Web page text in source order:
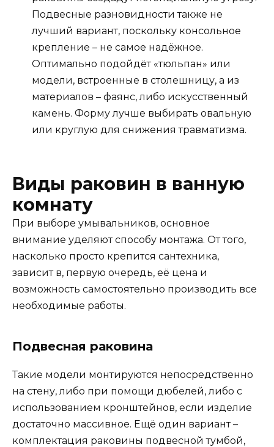
Подвесные разновидности также не
лучший вариант, поскольку консольное
крепление – не самое надёжное.
Оптимально подойдёт «тюльпан» или
модели, встроенные в столешницу, а из
материалов – фаянс, либо искусственный
камень. Форму лучше выбирать овальную
или круглую для снижения травматизма.
Виды раковин в ванную
комнату
При выборе умывальников, основное
внимание уделяют способу монтажа. От того,
насколько просто крепится сантехника,
зависит в, первую очередь, её цена и
возможность самостоятельно производить все
необходимые работы.
Подвесная раковина
Такие модели монтируются непосредственно
на стену, либо при помощи дюбелей, либо с
использованием кронштейнов, если изделие
достаточно массивное. Ещё один вариант –
комплектация раковины подвесной тумбой,